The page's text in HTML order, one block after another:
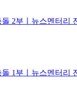
2부ㅣ뉴스멘터리
1부ㅣ뉴스멘터리